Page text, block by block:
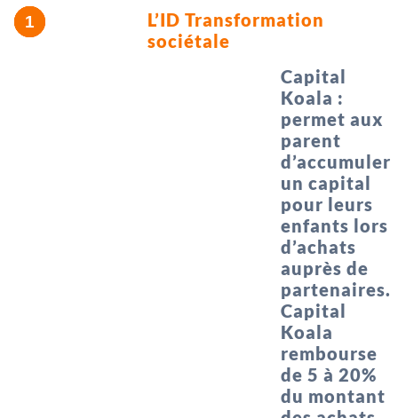
L’ID Transformation
sociétale
Capital
Koala :
permet aux
parent
d’accumuler
un capital
pour leurs
enfants lors
d’achats
auprès de
partenaires.
Capital
Koala
rembourse
de 5 à 20%
du montant